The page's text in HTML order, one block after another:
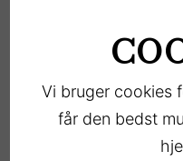
LÆS MERE
Vi bruger cookies
får den bedst